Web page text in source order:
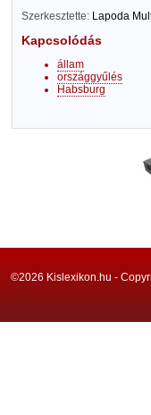
Szerkesztette: Lapoda
Kapcsolódás
állam
országgyűlés
Habsburg
©2026 Kislexikon.hu -